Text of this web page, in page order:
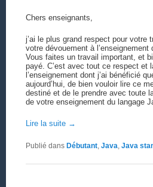
Chers enseignants,
j’ai le plus grand respect pour votre
votre dévouement à
Vous faites un travail important, et
payé. C’est avec tout ce respect et
l’enseignement dont j’ai bénéficié
aujourd’hui, de bien vouloir lire ce
destiné et de le prendre avec toute
de votre enseignement du langage
Lire la suite →
Publié dans Débutant, Java, Java